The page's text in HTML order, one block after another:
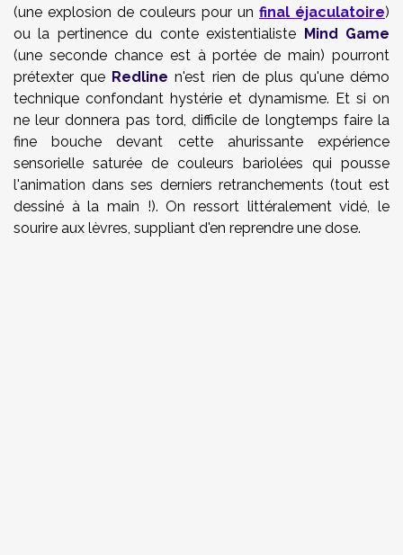
(une explosion de couleurs pour un final éjaculatoire)
ou la pertinence du conte existentialiste Mind Game
(une seconde chance est à portée de main) pourront
prétexter que Redline n'est rien de plus qu'une démo
technique confondant hystérie et dynamisme. Et si on
ne leur donnera pas tord, difficile de longtemps faire la
fine bouche devant cette ahurissante expérience
sensorielle saturée de couleurs bariolées qui pousse
l'animation dans ses derniers retranchements (tout est
dessiné à la main !). On ressort littéralement vidé, le
sourire aux lèvres, suppliant d'en reprendre une dose.